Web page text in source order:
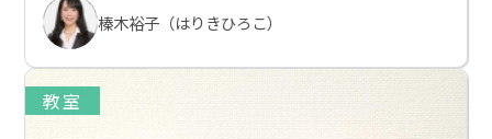
榛木裕子（はりきひろこ）
教室